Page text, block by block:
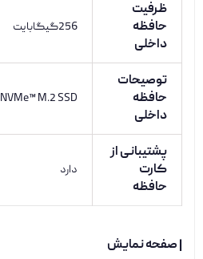
ظرفیت
حافظه
داخلی
256گیگابایت
توصیحات
حافظه
داخلی
NVMe™ M.2 SSD
پشتیبانی از
کارت
حافظه
دارد
| صفحه نمایش